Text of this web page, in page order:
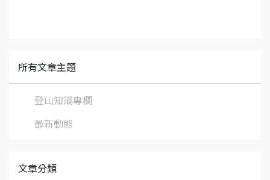
所有文章主題
登山知識專欄
最新動態
文章分類